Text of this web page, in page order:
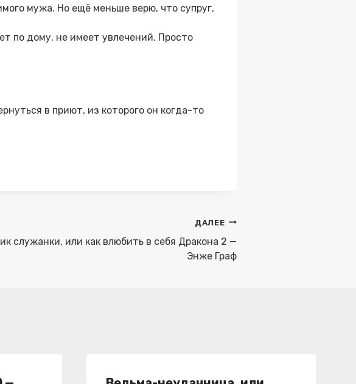
мужа. Но ещё меньше верю, что супруг,
по дому, не имеет увлечений. Просто
в приют, из которого он когда-то
ДАЛЕЕ
служанки, или как влюбить в себя Дракона 2 —
Энже Граф